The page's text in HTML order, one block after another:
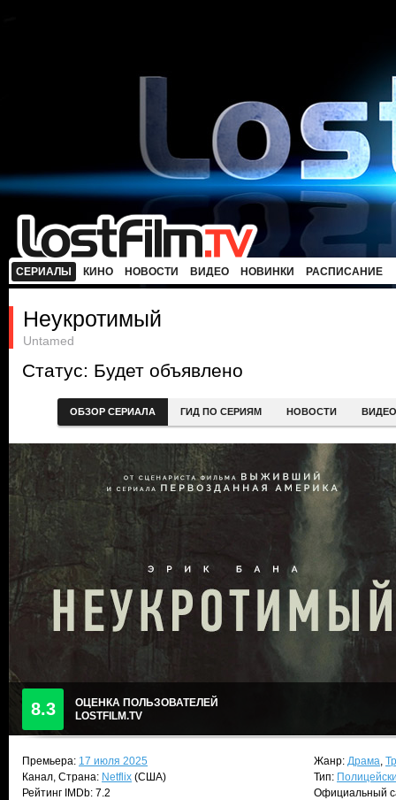
СЕРИАЛЫ КИНО НОВОСТИ ВИДЕО НОВИНКИ РАСПИСАНИЕ
Неукротимый
Untamed
Статус: Будет объявлено
ОБЗОР СЕРИАЛА ГИД ПО СЕРИЯМ НОВОСТИ ВИДЕО
8.3
ОЦЕНКА ПОЛЬЗОВАТЕЛЕЙ
LOSTFILM.TV
Премьера: 17 июля 2025
Канал, Страна: Netflix (США)
Рейтинг IMDb: 7.2
Жанр: Драма,
Тип:
Официальный